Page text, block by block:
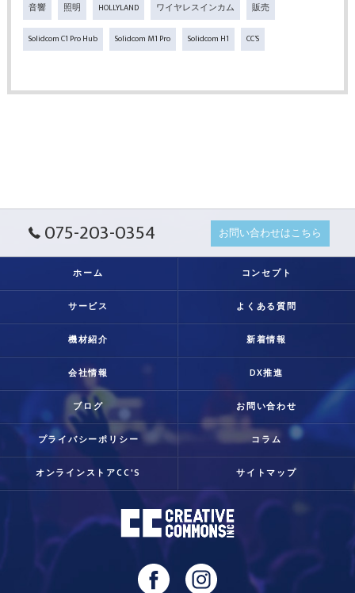
音響 照明 HOLLYLAND ワイヤレスインカム 販売
Solidcom C1 Pro Hub Solidcom M1 Pro Solidcom H1 CC'S
075-203-0354 お問い合わせはこちら
ホーム コンセプト
サービス よくある質問
機材紹介 新着情報
会社情報 DX推進
ブログ お問い合わせ
プライバシーポリシー コラム
オンラインストアCC'S サイトマップ